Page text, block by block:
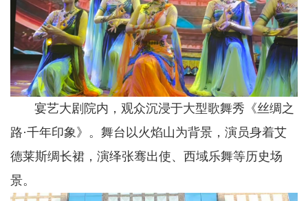
宴艺大剧院内，观众沉浸于大型歌舞秀《丝绸之
路·千年印象》。舞台以火焰山为背景，演员身着艾
德莱斯绸长裙，演绎张骞出使、西域乐舞等历史场
景。